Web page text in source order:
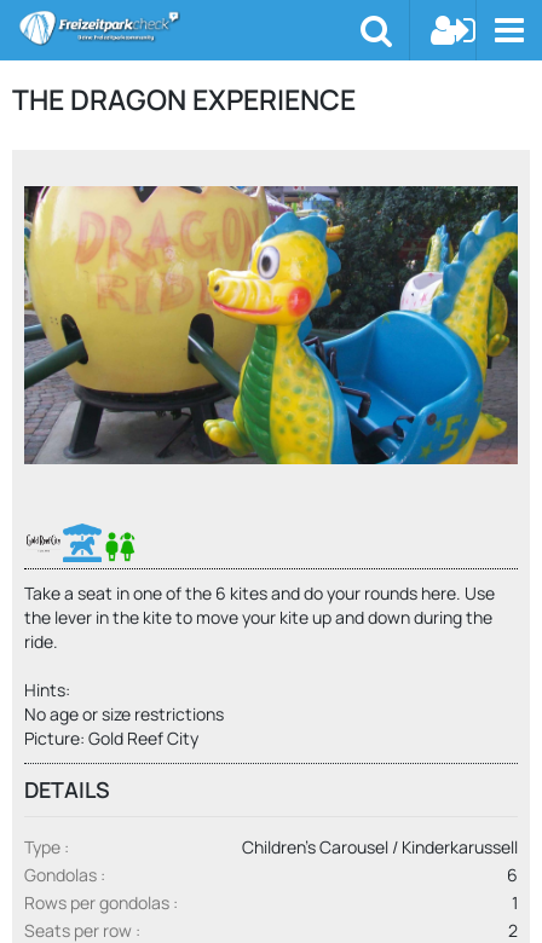
THE DRAGON EXPERIENCE
Take a seat in one of the 6 kites and do your rounds here. Use
the lever in the kite to move your kite up and down during the
ride.
Hints:
No age or size restrictions
Picture: Gold Reef City
DETAILS
Type
Children's Carousel / Kinderkarussell
Gondolas
6
Rows per gondolas
1
Seats per row
2